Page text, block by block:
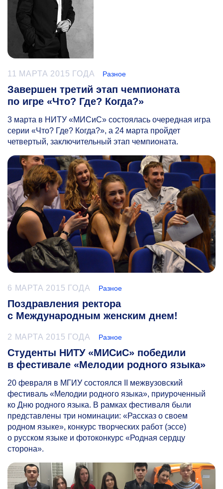
11 МАРТА 2015 ГОДА Разное
Завершен третий этап чемпионата
по игре «Что? Где? Когда?»
3 марта в НИТУ «МИСиС» состоялась очередная игра
серии «Что? Где? Когда?», а 24 марта пройдет
четвертый, заключительный этап чемпионата.
6 МАРТА 2015 ГОДА Разное
Поздравления ректора
с Международным женским днем!
2 МАРТА 2015 ГОДА Разное
Студенты НИТУ «МИСиС» победили
в фестивале «Мелодии родного языка»
20 февраля в МГИУ состоялся II межвузовский
фестиваль «Мелодии родного языка», приуроченный
ко Дню родного языка. В рамках фестиваля были
представлены три номинации: «Рассказ о своем
родном языке», конкурс творческих работ (эссе)
о русском языке и фотоконкурс «Родная сердцу
сторона».